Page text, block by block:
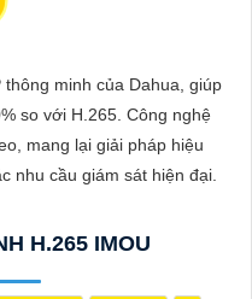
chọn lựa một chiếc
Chọn camera có tích
một cách rõ ràng và chi
minh của Dahua, giúp
so với H.265. Công nghệ
mang lại giải pháp hiệu
nhu cầu giám sát hiện đại.
H.265 IMOU